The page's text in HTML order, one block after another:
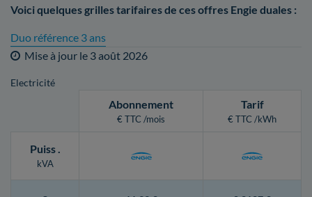
Voici quelques grilles tarifaires de ces offres Engie duales :
Duo référence 3 ans
Mise à jour le 3 août 2026
Electricité
Abonnement
€ TTC /mois
Tarif
€ TTC /kWh
Puiss.
kVA